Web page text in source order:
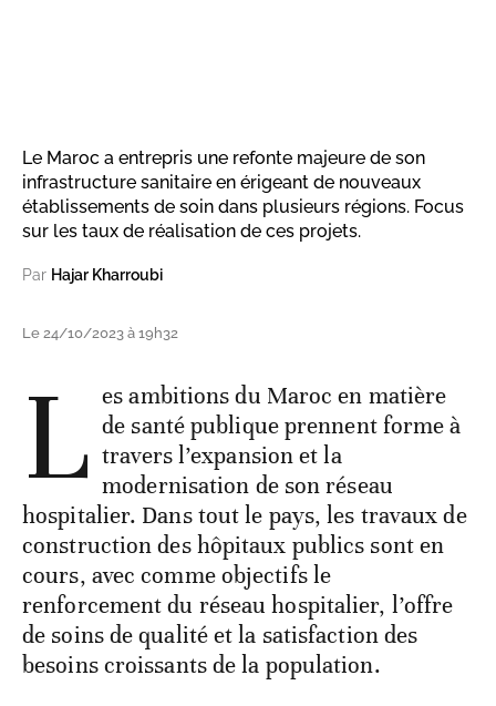
Le Maroc a entrepris une refonte majeure de son
infrastructure sanitaire en érigeant de nouveaux
établissements de soin dans plusieurs régions. Focus
sur les taux de réalisation de ces projets.
Par Hajar Kharroubi
Le 24/10/2023 à 19h32
L es ambitions du Maroc en matière
de santé publique prennent forme à
travers l’expansion et la
modernisation de son réseau
hospitalier. Dans tout le pays, les travaux de
construction des hôpitaux publics sont en
cours, avec comme objectifs le
renforcement du réseau hospitalier, l’offre
de soins de qualité et la satisfaction des
besoins croissants de la population.